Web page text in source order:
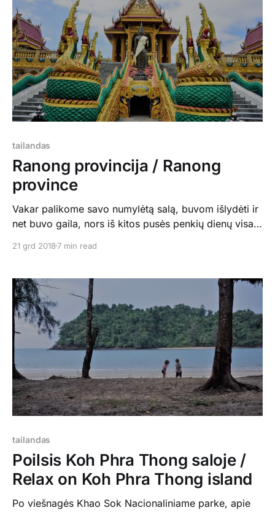
netoliese išsirengėme nusimaudyti tokiam nekokiam
paplūdimyje, nusekusiame
tailandas
Ranong provincija / Ranong
province
Vakar palikome savo numylėtą salą, buvom išlydėti ir
net buvo gaila, nors iš kitos pusės penkių dienų visai
a little bit sad, but on the other hand į days were quite
Ranong provinciją, kur
21 grd 20187 min read
tailandas
Poilsis Koh Phra Thong saloje /
Relax on Koh Phra Thong island
Po viešnagės Khao Sok Nacionaliniame parke, apie